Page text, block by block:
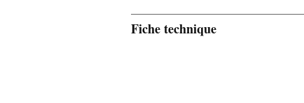
Fiche technique